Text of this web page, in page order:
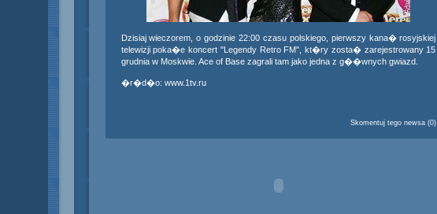
Dzisiaj wieczorem, o godzinie 22:00 czasu polskiego, pierwszy kana� rosyjskiej
telewizji poka�e koncert "Legendy Retro FM", kt�ry zosta� zarejestrowany 15
grudnia w Moskwie. Ace of Base zagrali tam jako jedna z g��wnych gwiazd.
�r�d�o: www.1tv.ru
Skomentuj tego newsa (0)